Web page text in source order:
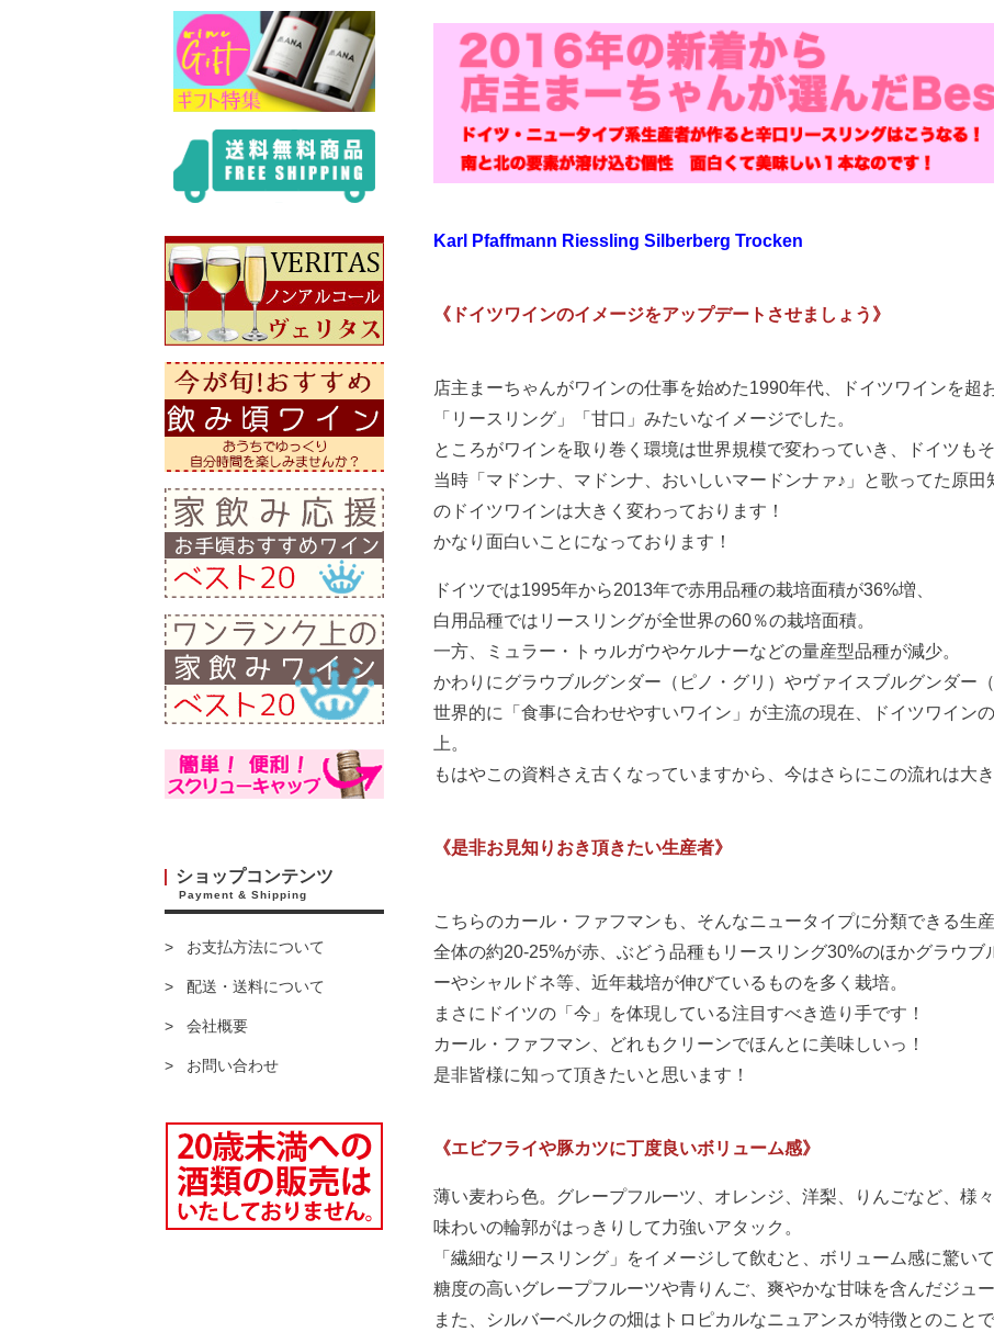
ショップコンテンツ
Payment & Shipping
お支払方法について
配送・送料について
会社概要
お問い合わせ
Karl Pfaffmann Riessling Silberberg Trocken
《ドイツワインのイメージをアップデートさせましょう》
店主まーちゃんがワインの仕事を始めた1990年代、ドイツワインを超
「リースリング」「甘口」みたいなイメージでした。
ところがワインを取り巻く環境は世界規模で変わっていき、ドイツも
当時「マドンナ、マドンナ、おいしいマードンナァ♪」と歌ってた原
のドイツワインは大きく変わっております！
かなり面白いことになっております！
ドイツでは1995年から2013年で赤用品種の栽培面積が36%増、
白用品種ではリースリングが全世界の60％の栽培面積。
一方、ミュラー・トゥルガウやケルナーなどの量産型品種が減少。
かわりにグラウブルグンダー（ピノ・グリ）やヴァイスブルグンダー
世界的に「食事に合わせやすいワイン」が主流の現在、ドイツワイン
上。
もはやこの資料さえ古くなっていますから、今はさらにこの流れは大
《是非お見知りおき頂きたい生産者》
こちらのカール・ファフマンも、そんなニュータイプに分類できる生産
全体の約20-25%が赤、ぶどう品種もリースリング30%のほかグラウ
ーやシャルドネ等、近年栽培が伸びているものを多く栽培。
まさにドイツの「今」を体現している注目すべき造り手です！
カール・ファフマン、どれもクリーンでほんとに美味しいっ！
是非皆様に知って頂きたいと思います！
《エビフライや豚カツに丁度良いボリューム感》
薄い麦わら色。グレープフルーツ、オレンジ、洋梨、りんごなど、様々
味わいの輪郭がはっきりして力強いアタック。
「繊細なリースリング」をイメージして飲むと、ボリューム感に驚い
糖度の高いグレープフルーツや青りんご、爽やかな甘味を含んだジュー
また、シルバーベルクの畑はトロピカルなニュアンスが特徴とのこと